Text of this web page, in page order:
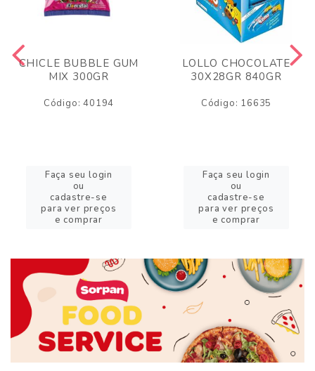
CHICLE BUBBLE GUM
MIX 300GR
Código: 40194
Faça seu login
ou
cadastre-se
para ver preços
e comprar
LOLLO CHOCOLATE
30X28GR 840GR
Código: 16635
Faça seu login
ou
cadastre-se
para ver preços
e comprar